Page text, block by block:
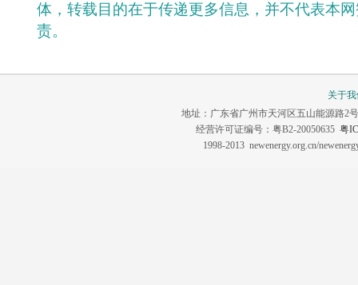
体，转载目的在于传递更多信息，并不代表本
责。
关于
地址：广东省广州市天河区五山能源路2
经营许可证编号：粤B2-20050635 粤
1998-2013 newenergy.org.cn/